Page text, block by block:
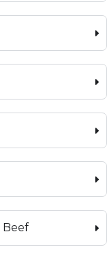
Beef